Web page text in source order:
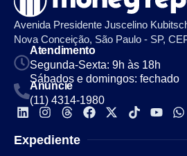
Avenida Presidente Juscelino
Nova Conceição, São Paulo - SP,
Atendimento
Segunda-Sexta: 9h às 18h
Sábados e domingos: fechado
Anuncie
(11) 4314-1980
Expediente